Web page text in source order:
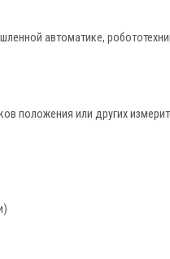
автоматике,
положения или других